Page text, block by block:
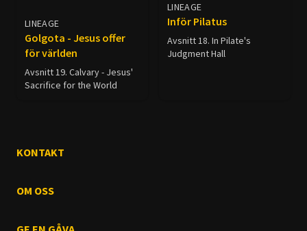
LINEAGE
Golgota - Jesus offer
för världen
Avsnitt 19. Calvary - Jesus'
Sacrifice for the World
LINEAGE
Inför Pilatus
Avsnitt 18. In Pilate's
Judgment Hall
KONTAKT
OM OSS